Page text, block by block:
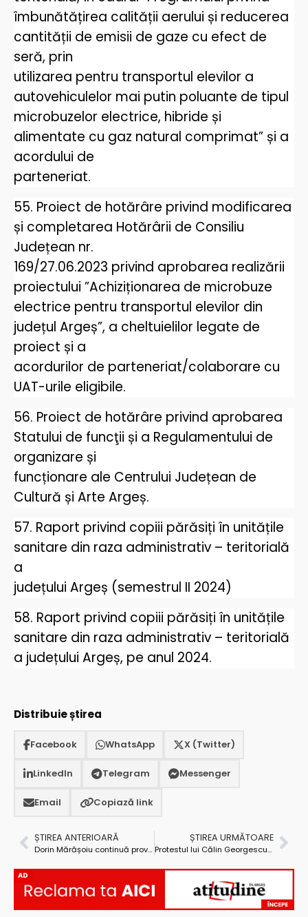
îmbunătățirea calității aerului și reducerea
cantității de emisii de gaze cu efect de
seră, prin
utilizarea pentru transportul elevilor a
autovehiculelor mai putin poluante de tipul
microbuzelor electrice, hibride și
alimentate cu gaz natural comprimat” și a
acordului de
parteneriat.
55. Proiect de hotărâre privind modificarea
și completarea Hotărârii de Consiliu
Județean nr.
169/27.06.2023 privind aprobarea realizării
proiectului ”Achiziționarea de microbuze
electrice pentru transportul elevilor din
județul Argeș”, a cheltuielilor legate de
proiect și a
acordurilor de parteneriat/colaborare cu
UAT-urile eligibile.
56. Proiect de hotărâre privind aprobarea
Statului de funcţii și a Regulamentului de
organizare și
funcționare ale Centrului Județean de
Cultură și Arte Argeș.
57. Raport privind copiii părăsiți în unitățile
sanitare din raza administrativ – teritorială
a
județului Argeș (semestrul II 2024)
58. Raport privind copiii părăsiți în unitățile
sanitare din raza administrativ – teritorială
a județului Argeș, pe anul 2024.
Distribuie știrea
Facebook WhatsApp X (Twitter)
LinkedIn Telegram Messenger
Email Copiază link
ȘTIREA ANTERIOARĂ
Dorin Mărășoiu continuă provocarea lui Călin Georgescu. Desculț prin zăpada din cimitir…
ȘTIREA URMĂTOARE
Protestul lui Călin Georgescu a eșuat! Suveranistul nu mai recunoaște că a chemat oamenii în stradă
AD